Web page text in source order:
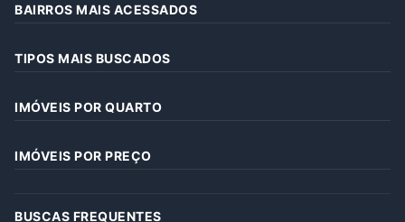
BAIRROS MAIS ACESSADOS
TIPOS MAIS BUSCADOS
IMÓVEIS POR QUARTO
IMÓVEIS POR PREÇO
BUSCAS FREQUENTES